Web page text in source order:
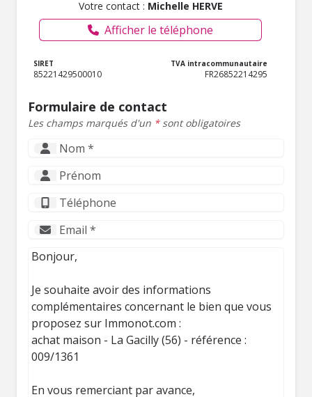
Votre contact : Michelle HERVE
Afficher le téléphone
SIRET
85221429500010
TVA intracommunautaire
FR26852214295
Formulaire de contact
Les champs marqués d'un *sont obligatoires